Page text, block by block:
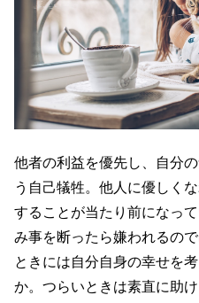
他者の利益を優先し、自分
う自己犠牲。他人に優しく
することが当たり前になっ
み事を断ったら嫌われるの
ときには自分自身の幸せを
か。つらいときは素直に助